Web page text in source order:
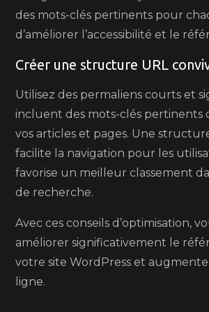
des mots-clés pertinents pour
d’améliorer l’accessibilité et le
Créer une structure URL
Utilisez des permaliens courts et
incluent des mots-clés pertinents
vos articles et pages. Une
facilite la navigation pour les
favorise un meilleur classement
de recherche.
Avec ces conseils d’optimisation,
améliorer significativement le
votre site WordPress et
ligne.